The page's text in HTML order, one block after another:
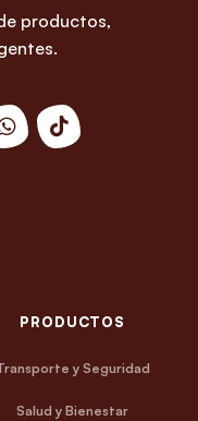
productos,
PRODUCTOS
y Seguridad
Salud y Bienestar